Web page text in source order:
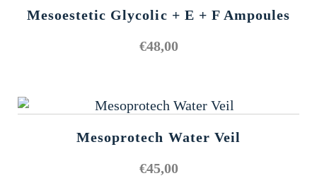
Mesoestetic Glycolic + E + F Ampoules
€48,00
Mesoprotech Water Veil
€45,00